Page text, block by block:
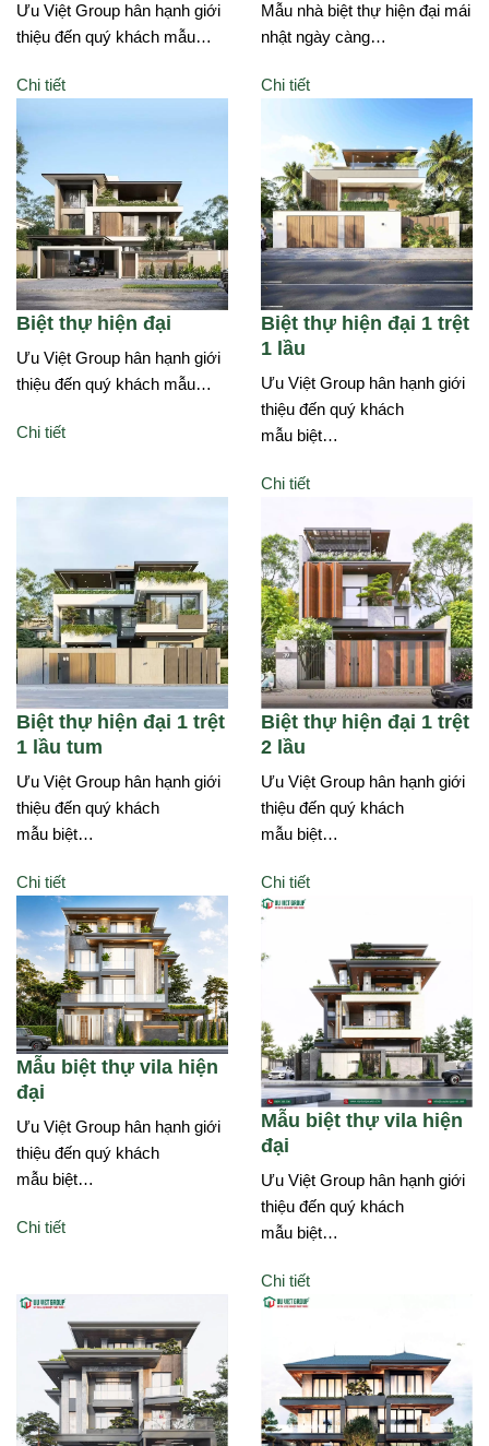
Ưu Việt Group hân hạnh giới
thiệu đến quý khách mẫu…
Chi tiết
Mẫu nhà biệt thự hiện đại mái
nhật ngày càng…
Chi tiết
Biệt thự hiện đại
Ưu Việt Group hân hạnh giới
thiệu đến quý khách mẫu…
Chi tiết
Biệt thự hiện đại 1 trệt
1 lầu
Ưu Việt Group hân hạnh giới
thiệu đến quý khách
mẫu biệt…
Chi tiết
Biệt thự hiện đại 1 trệt
1 lầu tum
Ưu Việt Group hân hạnh giới
thiệu đến quý khách
mẫu biệt…
Chi tiết
Biệt thự hiện đại 1 trệt
2 lầu
Ưu Việt Group hân hạnh giới
thiệu đến quý khách
mẫu biệt…
Chi tiết
Mẫu biệt thự vila hiện
đại
Ưu Việt Group hân hạnh giới
thiệu đến quý khách
mẫu biệt…
Chi tiết
Mẫu biệt thự vila hiện
đại
Ưu Việt Group hân hạnh giới
thiệu đến quý khách
mẫu biệt…
Chi tiết